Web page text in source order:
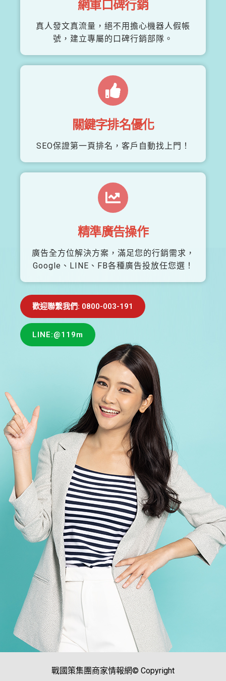
網軍口碑行銷
真人發文真流量，絕不用擔心機器人假帳
號，建立專屬的口碑行銷部隊。
關鍵字排名優化
SEO保證第一頁排名，客戶自動找上門！
精準廣告操作
廣告全方位解決方案，滿足您的行銷需求，
Google、LINE、FB各種廣告投放任您選！
歡迎聯繫我們: 0800-003-191
LINE:@119m
戰國策集團商家情報網© Copyright